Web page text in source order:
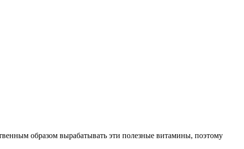
образом вырабатывать эти полезные витамины, поэтому